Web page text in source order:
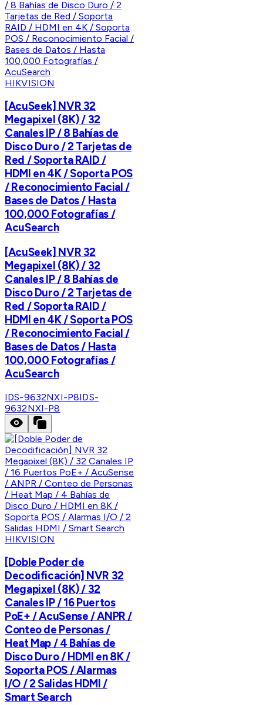
HIKVISION
[AcuSeek] NVR 32
Megapixel (8K) / 32
Canales IP / 8 Bahías de
Disco Duro / 2 Tarjetas de
Red / Soporta RAID /
HDMI en 4K / Soporta POS
/ Reconocimiento Facial /
Bases de Datos / Hasta
100,000 Fotografías /
AcuSearch
[AcuSeek] NVR 32
Megapixel (8K) / 32
Canales IP / 8 Bahías de
Disco Duro / 2 Tarjetas de
Red / Soporta RAID /
HDMI en 4K / Soporta POS
/ Reconocimiento Facial /
Bases de Datos / Hasta
100,000 Fotografías /
AcuSearch
IDS-9632NXI-P8IDS-
9632NXI-P8
HIKVISION
[Doble Poder de
Decodificación] NVR 32
Megapixel (8K) / 32
Canales IP / 16 Puertos
PoE+ / AcuSense / ANPR /
Conteo de Personas /
Heat Map / 4 Bahías de
Disco Duro / HDMI en 8K /
Soporta POS / Alarmas
I/O / 2 Salidas HDMI /
Smart Search